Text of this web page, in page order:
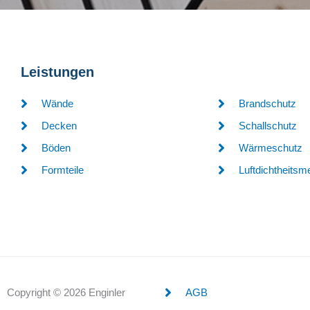
a
k
Leistungen
Wände
Decken
Böden
Formteile
Brandschutz
Schallschutz
Wärmeschutz
Copyright © 2026 Enginler AGB